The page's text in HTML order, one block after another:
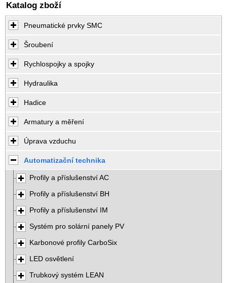
Katalog zboží
Pneumatické prvky SMC
Šroubení
Rychlospojky a spojky
Hydraulika
Hadice
Armatury a měření
Úprava vzduchu
Automatizační technika
Profily a příslušenství AC
Profily a příslušenství BH
Profily a příslušenství IM
Systém pro solární panely PV
Karbonové profily CarboSix
LED osvětlení
Trubkový systém LEAN